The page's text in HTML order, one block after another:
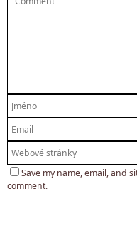
Save my name, email, and
comment.